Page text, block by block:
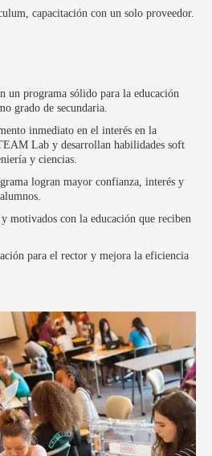
capacitación con un solo proveedor.
un programa sólido para la educación
grado de secundaria.
inmediato en el interés en la
Lab y desarrollan habilidades soft
y ciencias.
logran mayor confianza, interés y
motivados con la educación que reciben
para el rector y mejora la eficiencia